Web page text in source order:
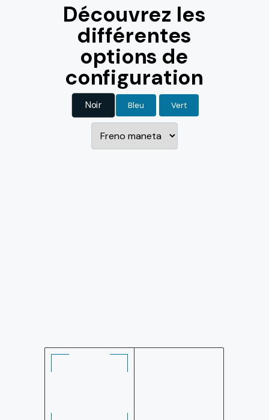
Découvrez les
différentes
options de
configuration
Noir Bleu Vert